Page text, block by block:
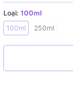
Loại: 100ml
100ml
250ml